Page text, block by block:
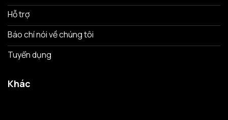
Hỗ trợ
Báo chí nói về chúng tôi
Tuyển dụng
Khác